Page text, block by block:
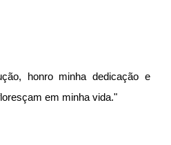
honro minha dedicação e
em minha vida."